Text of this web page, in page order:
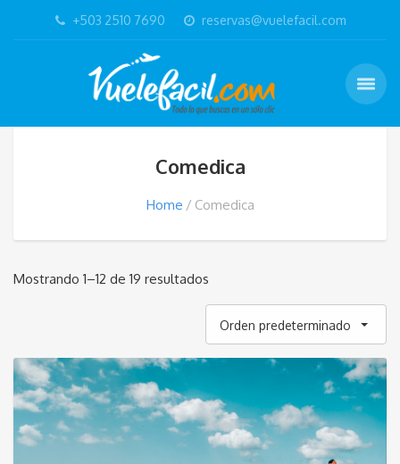
+503 2510 7690 reservas@vuelefacil.com
Comedica
Home Comedica
Mostrando 1–12 de 19 resultados
Orden predeterminado